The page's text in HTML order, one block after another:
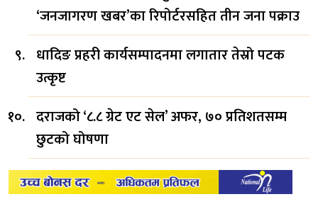
‘जनजागरण खबर’का रिपोर्टरसहित तीन जना पक्राउ
धादिङ प्रहरी कार्यसम्पादनमा लगातार तेस्रो पटक
उत्कृष्ट
दराजको ‘८.८ ग्रेट एट सेल’ अफर, ७० प्रतिशतसम्म
छुटको घोषणा